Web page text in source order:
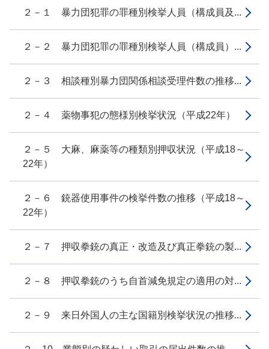
２－１ 暴力団犯罪の罪種別検挙人員（構成員及...
２－２ 暴力団犯罪の罪種別検挙人員（構成員）...
２－３ 相談種別暴力団関係相談受理件数の推移...
２－４ 薬物事犯の態様別検挙状況（平成22年）
２－５ 大麻、麻薬等の種類別押収状況（平成18～
22年）
２－６ 銃器使用事件の検挙件数の推移（平成18～
22年）
２－７ 押収拳銃の真正・改造及び真正拳銃の製...
２－８ 押収拳銃のうち自首減免規定の適用の対...
２－９ 来日外国人の主な国籍別検挙状況の推移...